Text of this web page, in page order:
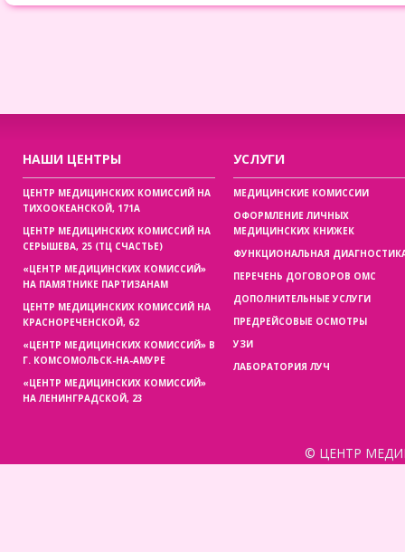
НАШИ ЦЕНТРЫ
ЦЕНТР МЕДИЦИНСКИХ КОМИССИЙ НА
ТИХООКЕАНСКОЙ, 171А
ЦЕНТР МЕДИЦИНСКИХ КОМИССИЙ НА
СЕРЫШЕВА, 25 (ТЦ СЧАСТЬЕ)
«ЦЕНТР МЕДИЦИНСКИХ КОМИССИЙ»
НА ПАМЯТНИКЕ ПАРТИЗАНАМ
ЦЕНТР МЕДИЦИНСКИХ КОМИССИЙ НА
КРАСНОРЕЧЕНСКОЙ, 62
«ЦЕНТР МЕДИЦИНСКИХ КОМИССИЙ» В
Г. КОМСОМОЛЬСК-НА-АМУРЕ
«ЦЕНТР МЕДИЦИНСКИХ КОМИССИЙ»
НА ЛЕНИНГРАДСКОЙ, 23
УСЛУГИ
МЕДИЦИНСКИЕ КОМИССИИ
ОФОРМЛЕНИЕ ЛИЧНЫХ
МЕДИЦИНСКИХ КНИЖЕК
ФУНКЦИОНАЛЬНАЯ
ПЕРЕЧЕНЬ ДОГОВОРОВ ОМС
ДОПОЛНИТЕЛЬНЫЕ УСЛУГИ
ПРЕДРЕЙСОВЫЕ ОСМОТРЫ
УЗИ
ЛАБОРАТОРИЯ ЛУЧ
© ЦЕНТР